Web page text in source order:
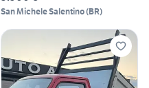
San Michele Salentino(BR)